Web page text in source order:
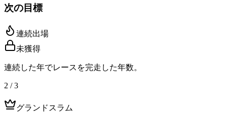
次の目標
連続出場
未獲得
連続した年でレースを完走した年数。
2 / 3
グランドスラム